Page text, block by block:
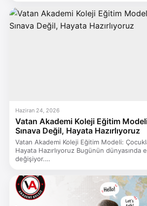
Haziran 24, 2026
Vatan Akademi Koleji Eğitim
Sınava Değil, Hayata Hazırlıyoruz
Vatan Akademi Koleji Eğitim Modeli:
Hayata Hazırlıyoruz Bugünün dünyasında
değişiyor.…